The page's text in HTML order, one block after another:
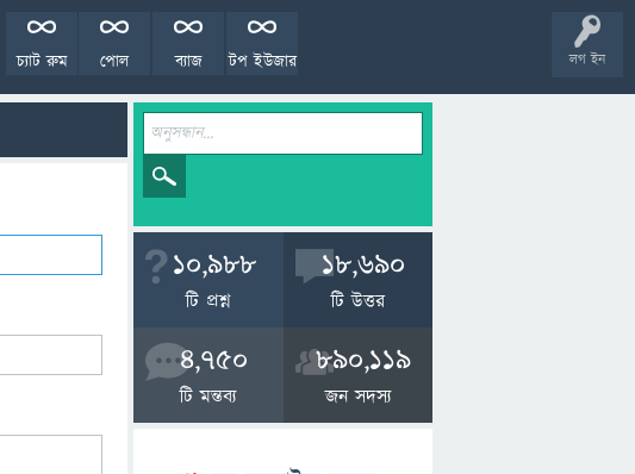
লগ ইন
টপ ইউজার
ব্যাজ
পোল
চ্যাট রুম
10,988
টি প্রশ্ন
18,690
টি উত্তর
4,750
টি মন্তব্য
890,119
জন সদস্য